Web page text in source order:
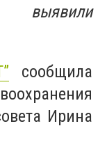
выявили
сообщила
Ирина